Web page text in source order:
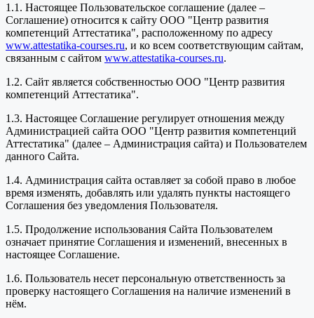
1.1. Настоящее Пользовательское соглашение (далее –
Соглашение) относится к сайту ООО "Центр развития
компетенций Аттестатика", расположенному по адресу
www.attestatika-courses.ru, и ко всем соответствующим сайтам,
связанным с сайтом www.attestatika-courses.ru.
1.2. Сайт является собственностью ООО "Центр развития
компетенций Аттестатика".
1.3. Настоящее Соглашение регулирует отношения между
Администрацией сайта ООО "Центр развития компетенций
Аттестатика" (далее – Администрация сайта) и Пользователем
данного Сайта.
1.4. Администрация сайта оставляет за собой право в любое
время изменять, добавлять или удалять пункты настоящего
Соглашения без уведомления Пользователя.
1.5. Продолжение использования Сайта Пользователем
означает принятие Соглашения и изменений, внесенных в
настоящее Соглашение.
1.6. Пользователь несет персональную ответственность за
проверку настоящего Соглашения на наличие изменений в
нём.